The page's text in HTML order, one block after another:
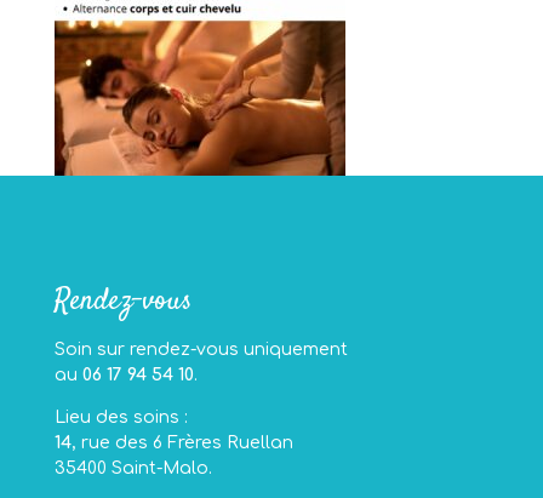
Rendez-vous
Soin sur rendez-vous uniquement
au 06 17 94 54 10.
Lieu des soins :
14, rue des 6 Frères Ruellan
35400 Saint-Malo.